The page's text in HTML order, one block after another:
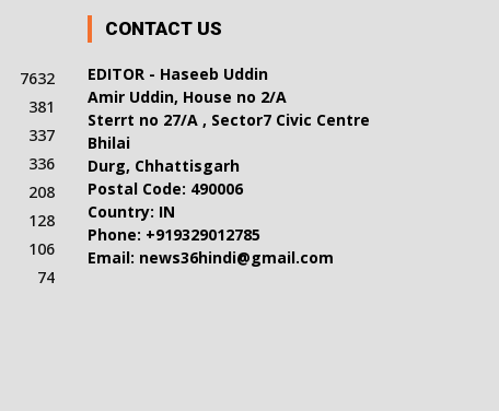
7632
381
337
336
208
128
106
74
CONTACT US
EDITOR - Haseeb Uddin
Amir Uddin, House no 2/A
Sterrt no 27/A , Sector7 Civic Centre
Bhilai
Durg, Chhattisgarh
Postal Code: 490006
Country: IN
Phone: +919329012785
Email: news36hindi@gmail.com